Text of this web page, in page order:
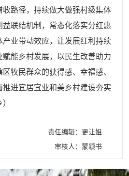
路径，持续做大做强村级集体
联结机制，常态化落实分红惠
产业带动效应，让发展红利持续
能乡村发展，以民生改善助力
牧民群众的获得感、幸福感、
进宜居宜业和美乡村建设夯实
）
责任编辑：更让姐
审核人：蒙颖书